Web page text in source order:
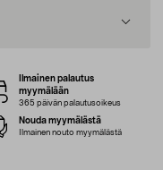
Ilmainen palautus
myymälään
365 päivän palautusoikeus
Nouda myymälästä
Ilmainen nouto myymälästä